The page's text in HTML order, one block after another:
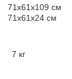
71x61x109 см
71x61x24 см
7 кг